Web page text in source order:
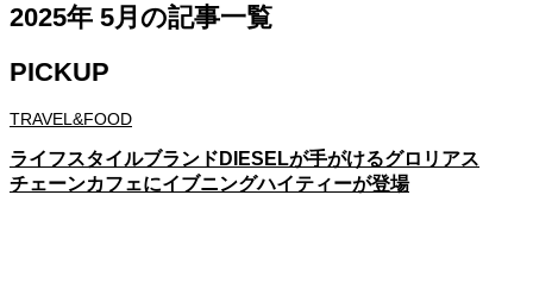
2025年 5月の記事一覧
PICKUP
TRAVEL&FOOD
ライフスタイルブランドDIESELが手がけるグロリアス
チェーンカフェにイブニングハイティーが登場